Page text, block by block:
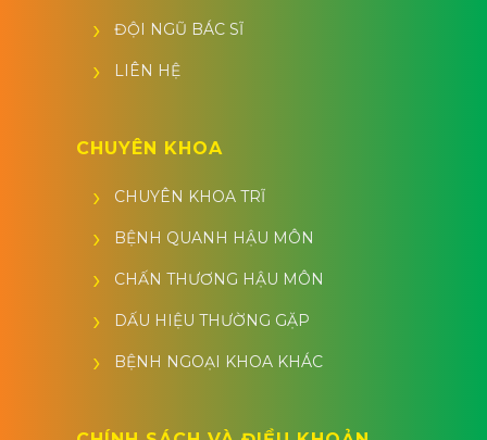
ĐỘI NGŨ BÁC SĨ
LIÊN HỆ
CHUYÊN KHOA
CHUYÊN KHOA TRĨ
BỆNH QUANH HẬU MÔN
CHẤN THƯƠNG HẬU MÔN
DẤU HIỆU THƯỜNG GẶP
BỆNH NGOẠI KHOA KHÁC